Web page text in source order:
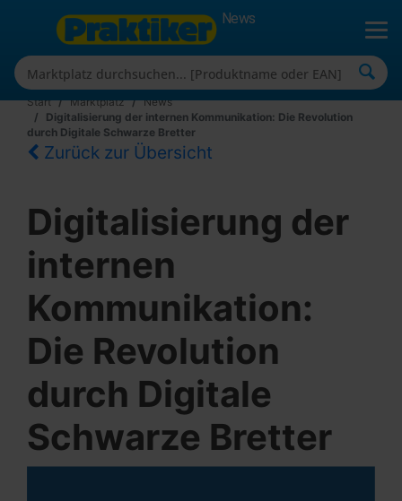
News
Start Marktplatz
News
Digitalisierung der internen Kommunikation: Die Revolution
durch Digitale Schwarze Bretter
Zurück zur Übersicht
Digitalisierung der
internen
Kommunikation:
Die Revolution
durch Digitale
Schwarze Bretter